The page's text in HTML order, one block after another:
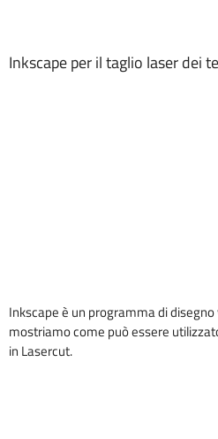
Inkscape per il taglio laser dei
Inkscape è un programma di
mostriamo come può essere
in Lasercut.